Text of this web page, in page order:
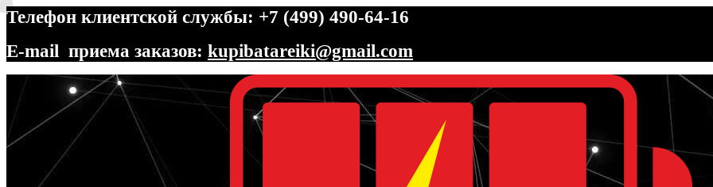
Телефон клиентской службы: +7 (499) 490-64-16
E-mail приема заказов: kupibatareiki@gmail.com
Перейти
навигации
Перейти
содержимому